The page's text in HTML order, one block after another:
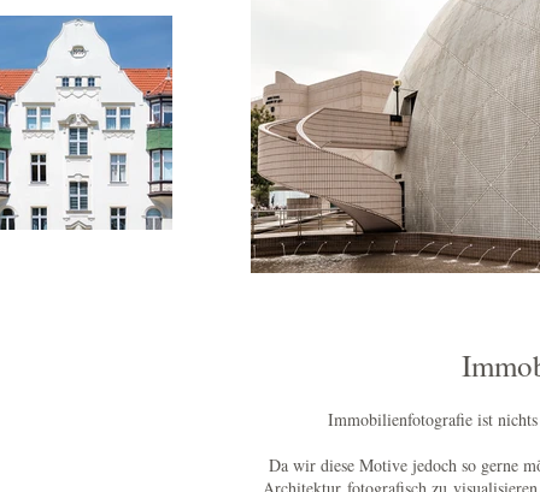
Immobilienfotografie ist
Da wir diese Motive jedoch so gerne